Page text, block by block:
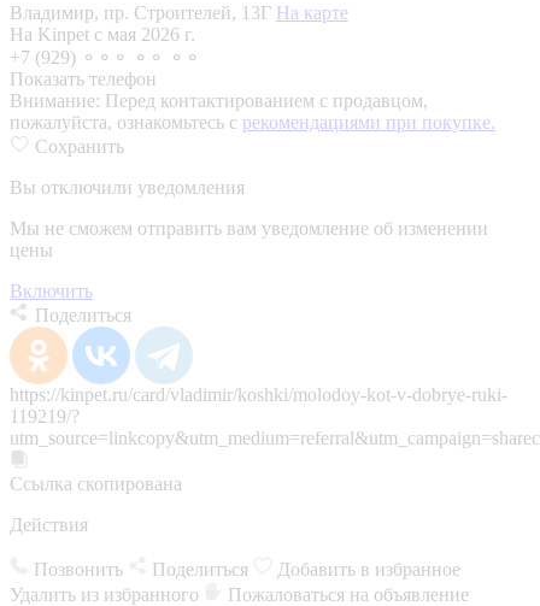
Владимир, пр. Строителей, 13Г На карте
На Kinpet c мая 2026 г.
+7 (929) ⚬⚬⚬ ⚬⚬ ⚬⚬
Показать телефон
Внимание: Перед контактированием с продавцом,
пожалуйста, ознакомьтесь с рекомендациями при покупке.
Сохранить
Вы отключили уведомления
Мы не сможем отправить вам уведомление об изменении
цены
Включить
Поделиться
https://kinpet.ru/card/vladimir/koshki/molodoy-kot-v-dobrye-ruki-
119219/?
Ссылка скопирована
Действия
Позвонить Поделиться
Добавить в избранное
Удалить из избранного
Пожаловаться на объявление